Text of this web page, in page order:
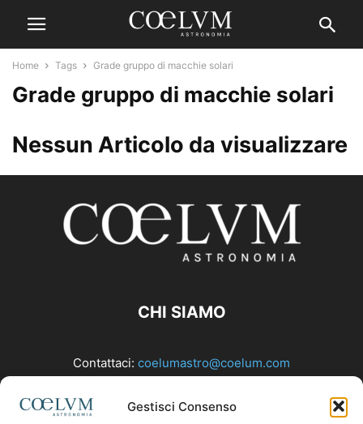
Gestisci Consenso
Home Tags Grade gruppo di macchie solari
Grade gruppo di macchie solari
Nessun Articolo da visualizzare
CHI SIAMO
Contattaci: coelumastro@coelum.com
SEGUICI